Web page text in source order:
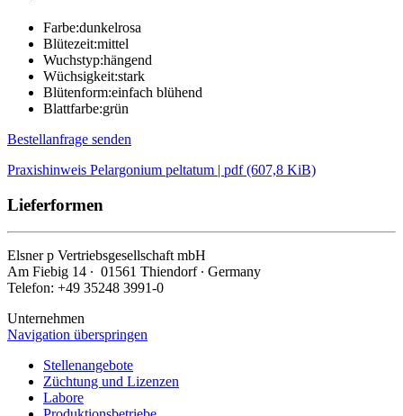
Farbe:dunkelrosa
Blütezeit:mittel
Wuchstyp:hängend
Wüchsigkeit:stark
Blütenform:einfach blühend
Blattfarbe:grün
Bestellanfrage senden
Praxishinweis Pelargonium peltatum | pdf (607,8 KiB)
Lieferformen
Elsnerp Vertriebsgesellschaft mbH
Am Fiebig 14 ∙ 01561 Thiendorf ∙ Germany
Telefon: +49 35248 3991-0
Unternehmen
Navigation überspringen
Stellenangebote
Züchtung und Lizenzen
Labore